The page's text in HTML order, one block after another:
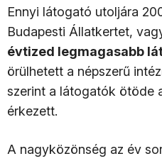
Ennyi látogató utoljára
Budapesti Állatkertet,
évtized legmagasabb
örülhetett a népszerű
szerint a látogatók ötöde
érkezett.
A nagyközönség az év